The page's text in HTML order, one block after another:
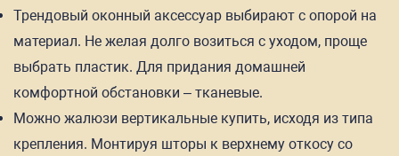
Трендовый оконный аксессуар выбирают с опорой на
материал. Не желая долго возиться с уходом, проще
выбрать пластик. Для придания домашней
комфортной обстановки – тканевые.
Можно жалюзи вертикальные купить, исходя из типа
крепления. Монтируя шторы к верхнему откосу со